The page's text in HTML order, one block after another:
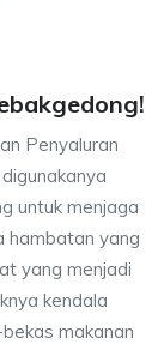
Penyaluran
untuk menjaga
hambatan yang
yang menjadi
kendala
makanan